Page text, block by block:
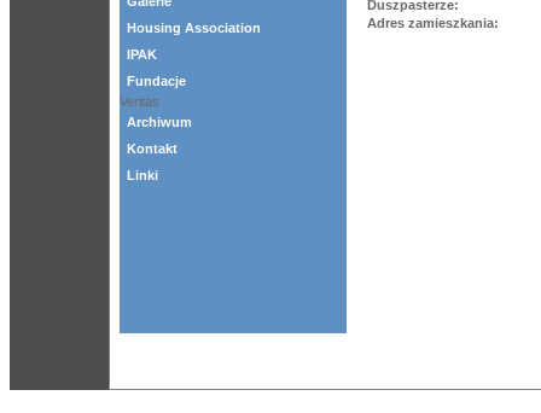
Housing Association
IPAK
Fundacje
Veritas
Archiwum
Kontakt
Linki
Duszpasterze:
Adres zamieszkania: